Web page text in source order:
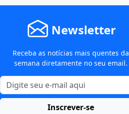
Newsletter
Receba as notícias mais quentes da
semana diretamente no seu email.
Inscrever-se